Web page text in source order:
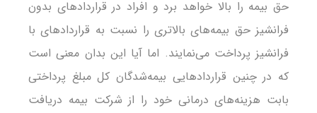
حق بیمه را بالا خواهد برد و افراد در قراردادهای بدون
فرانشیز حق بیمه‌های بالاتری را نسبت به قراردادهای با
فرانشیز پرداخت می‌نمایند. اما آیا این بدان معنی است
که در چنین قراردادهایی بیمه‌شدگان کل مبلغ پرداختی
بابت هزینه‌های درمانی خود را از شرکت بیمه دریافت